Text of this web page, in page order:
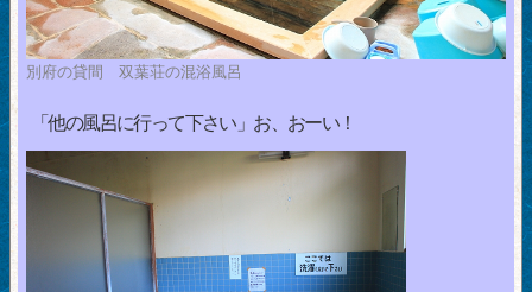
別府の貸間 双葉荘の混浴風呂
「他の風呂に行って下さい」お、おーい！